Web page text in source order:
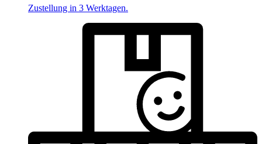
Zustellung in 3 Werktagen.